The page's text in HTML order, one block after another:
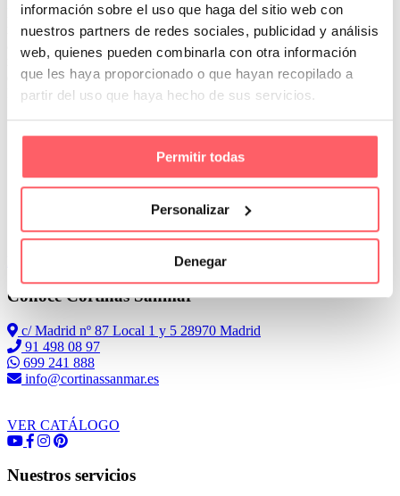
información sobre el uso que haga del sitio web con
nuestros partners de redes sociales, publicidad y análisis
web, quienes pueden combinarla con otra información
que les haya proporcionado o que hayan recopilado a
partir del uso que haya hecho de sus servicios.
Permitir todas
Personalizar
Denegar
Lo primero es elegir un mantel de tela. Preferiblemente con motivos
rojos, dorados, platas, negros o grises. Si no tienes, puedes
aprovechar y adquirir uno. Te valdrá para próximas navidades o el
resto del año (no tiene que tener motivos navideños). Deberá ser
estampado: con flores, hojas, símbolos o con motivos geométricos.
El siguiente paso, confeccionar caminos de mesa de un color liso.
Conoce Cortinas Sanmar
c/ Madrid nº 87 Local 1 y 5 28970 Madrid
91 498 08 97
699 241 888
info@cortinassanmar.es
VER CATÁLOGO
Nuestros servicios